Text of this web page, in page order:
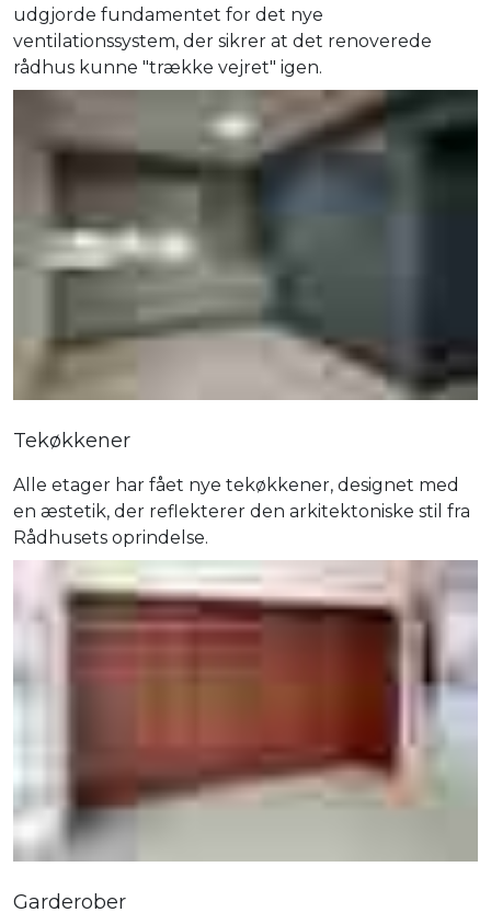
udgjorde fundamentet for det nye
ventilationssystem, der sikrer at det renoverede
rådhus kunne "trække vejret" igen.
Tekøkkener
Alle etager har fået nye tekøkkener, designet med
en æstetik, der reflekterer den arkitektoniske stil fra
Rådhusets oprindelse.
Garderober